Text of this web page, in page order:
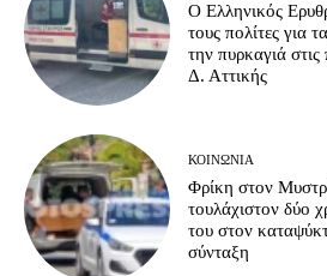
Ο Ελληνικός
τους πολίτες για
την πυρκαγιά στις
Δ. Αττικής
ΚΟΙΝΩΝΊΑ
Φρίκη στον
τουλάχιστον δύο
του στον
σύνταξη